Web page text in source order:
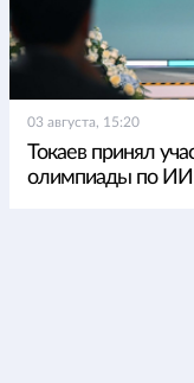
03 августа, 15:20
Токаев принял
олимпиады по ИИ